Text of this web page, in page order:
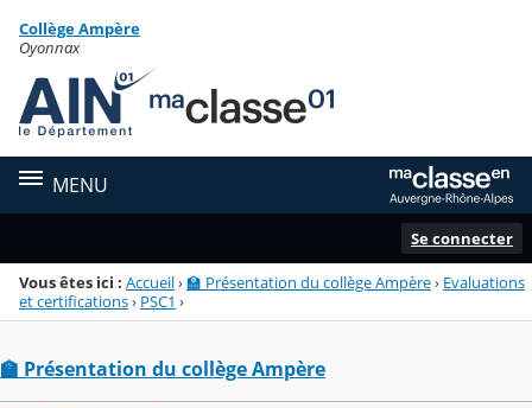
Menu de la rubrique
Contenu
Collège Ampère
Oyonnax
MENU
Se connecter
Vous êtes ici : Accueil›🏫 Présentation du collège Ampère› Evaluations
et certifications› PSC1 ›
🏫 Présentation du collège Ampère